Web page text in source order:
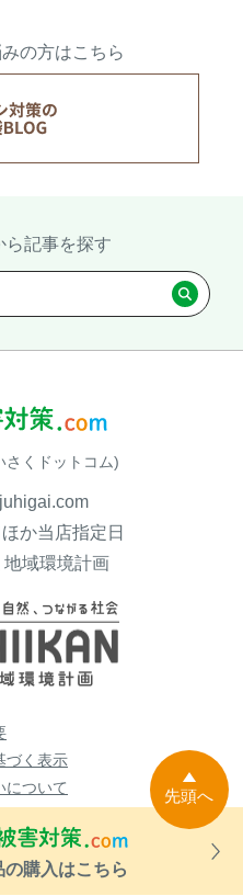
の方はこちら
記事を探す
さくドットコム)
か当店指定日
域環境計画
づく表示
について
ドットコム All Rights Reserved.
購入はこちら
先頭へ